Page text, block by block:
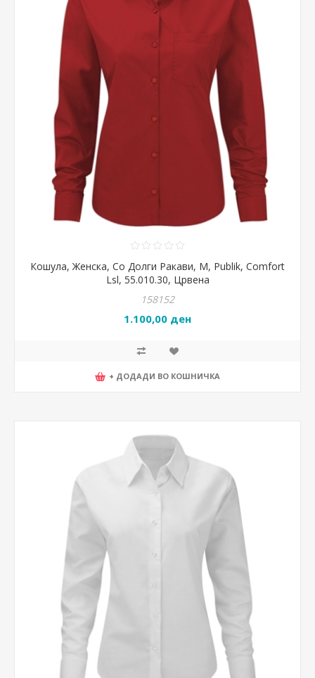
Кошула, Женска, Со Долги Ракави, M, Publik, Comfort
Lsl, 55.010.30, Црвена
158152
1.100,00 ден
+ ДОДАДИ ВО КОШНИЧКА